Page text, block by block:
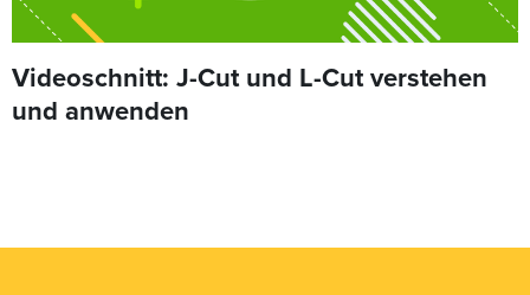
Videoschnitt: J-Cut und L-Cut verstehen
und anwenden